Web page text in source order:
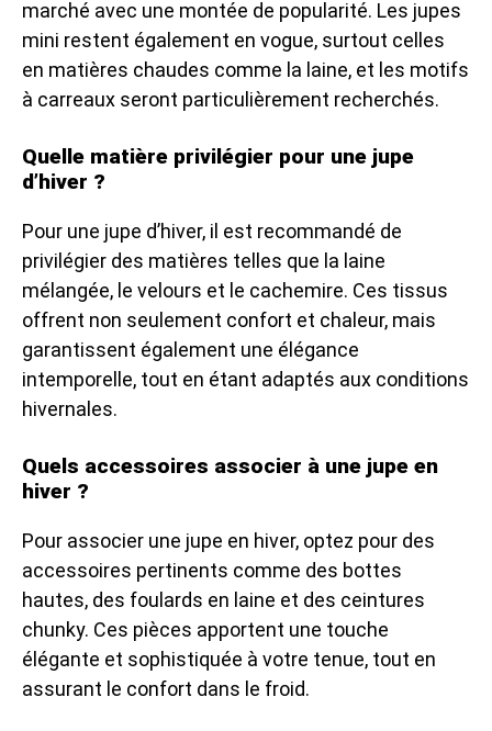
marché avec une montée de popularité. Les jupes
mini restent également en vogue, surtout celles
en matières chaudes comme la laine, et les motifs
à carreaux seront particulièrement recherchés.
Quelle matière privilégier pour une jupe
d’hiver ?
Pour une jupe d’hiver, il est recommandé de
privilégier des matières telles que la laine
mélangée, le velours et le cachemire. Ces tissus
offrent non seulement confort et chaleur, mais
garantissent également une élégance
intemporelle, tout en étant adaptés aux conditions
hivernales.
Quels accessoires associer à une jupe en
hiver ?
Pour associer une jupe en hiver, optez pour des
accessoires pertinents comme des bottes
hautes, des foulards en laine et des ceintures
chunky. Ces pièces apportent une touche
élégante et sophistiquée à votre tenue, tout en
assurant le confort dans le froid.